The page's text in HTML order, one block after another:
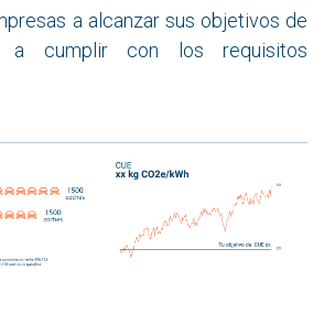
a alcanzar sus objetivos de
a cumplir con los requisitos